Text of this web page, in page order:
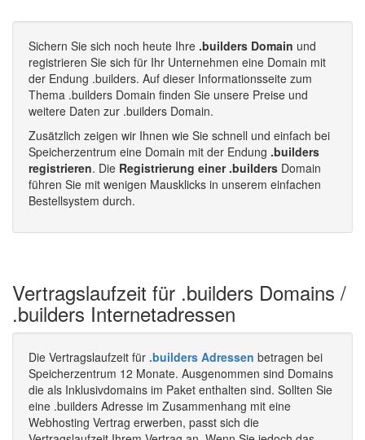
Sichern Sie sich noch heute Ihre .builders Domain und
registrieren Sie sich für Ihr Unternehmen eine Domain mit
der Endung .builders. Auf dieser Informationsseite zum
Thema .builders Domain finden Sie unsere Preise und
weitere Daten zur .builders Domain.
Zusätzlich zeigen wir Ihnen wie Sie schnell und einfach bei
Speicherzentrum eine Domain mit der Endung .builders
registrieren. Die Registrierung einer .builders Domain
führen Sie mit wenigen Mausklicks in unserem einfachen
Bestellsystem durch.
Vertragslaufzeit für .builders Domains /
.builders Internetadressen
Die Vertragslaufzeit für .builders Adressen betragen bei
Speicherzentrum 12 Monate. Ausgenommen sind Domains
die als Inklusivdomains im Paket enthalten sind. Sollten Sie
eine .builders Adresse im Zusammenhang mit eine
Webhosting Vertrag erwerben, passt sich die